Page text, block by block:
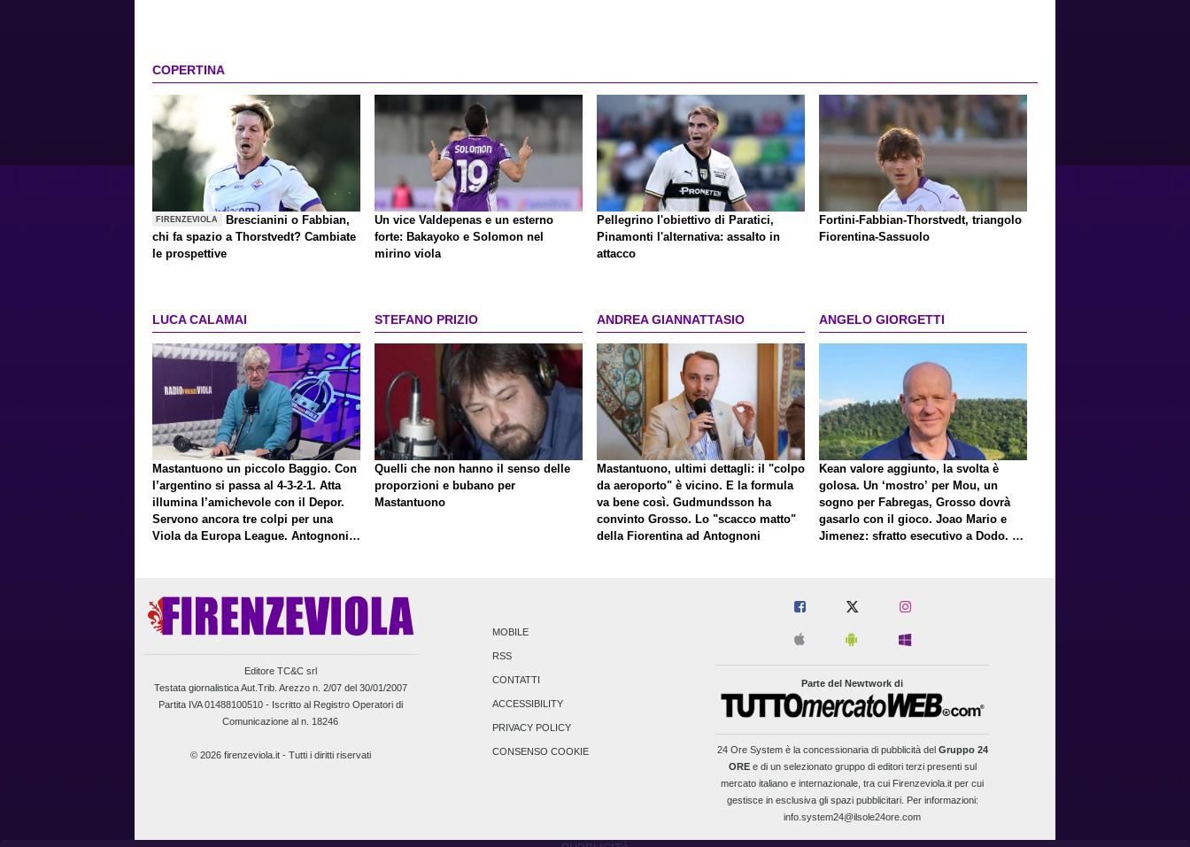
COPERTINA
FIRENZEVIOLA
Brescianini o Fabbian,
chi fa spazio a Thorstvedt? Cambiate
le prospettive
Un vice Valdepenas e un esterno
forte: Bakayoko e Solomon nel
mirino viola
Pellegrino l'obiettivo di Paratici,
Pinamonti l'alternativa: assalto in
attacco
Fortini-Fabbian-Thorstvedt, triangolo
Fiorentina-Sassuolo
LUCA CALAMAI
Mastantuono un piccolo Baggio. Con
l’argentino si passa al 4-3-2-1. Atta
illumina l’amichevole con il Depor.
Servono ancora tre colpi per una
Viola da Europa League. Antognoni,
STEFANO PRIZIO
Quelli che non hanno il senso delle
proporzioni e bubano per
Mastantuono
ANDREA GIANNATTASIO
Mastantuono, ultimi dettagli: il "colpo
da aeroporto" è vicino. E la formula
va bene così. Gudmundsson ha
convinto Grosso. Lo "scacco matto"
della Fiorentina ad Antognoni
ANGELO GIORGETTI
Kean valore aggiunto, la svolta è
golosa. Un ‘mostro’ per Mou, un
sogno per Fabregas, Grosso dovrà
gasarlo con il gioco. Joao Mario e
Jimenez: sfratto esecutivo a Dodo. E
Editore TC&C srl
Testata giornalistica Aut.Trib. Arezzo n. 2/07 del 30/01/2007
Partita IVA 01488100510 - Iscritto al Registro Operatori di
Comunicazione al n. 18246
© 2026 firenzeviola.it - Tutti i diritti riservati
MOBILE
RSS
CONTATTI
ACCESSIBILITY
PRIVACY POLICY
CONSENSO COOKIE
Parte del Newtwork di
24 Ore Systemè la concessionaria di pubblicità del Gruppo 24
OREe di un selezionato gruppo di editori terzi presenti sul
mercato italiano e internazionale, tra cui Firenzeviola.it per cui
gestisce in esclusiva gli spazi pubblicitari. Per informazioni:
info.system24@ilsole24ore.com